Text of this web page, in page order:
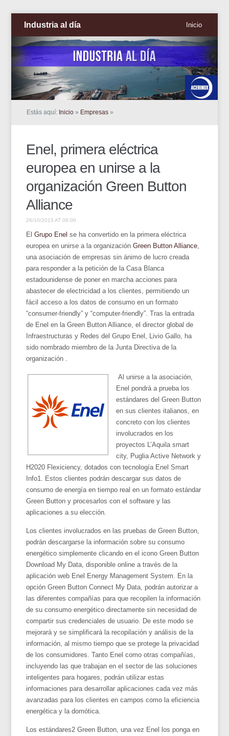
Industria al día Inicio
Estás aquí: Inicio » Empresas »
Enel, primera eléctrica
europea en unirse a la
organización Green Button
Alliance
26/10/2015 AT 08:00
ElGrupo Enel se ha convertido en la primera eléctrica
europea en unirse a la organizaciónGreen Button Alliance
una asociación de empresas sin ánimo de lucro creada
para responder a la petición de la Casa Blanca
estadounidense de poner en marcha acciones para
abastecer de electricidad a los clientes, permitiendo un
fácil acceso a los datos de consumo en un formato
“consumer-friendly” y “computer-friendly”. Tras la entrada
de Enel en la Green Button Alliance, el director global de
Infraestructuras y Redes del Grupo Enel, Livio Gallo, ha
sido nombrado miembro de la Junta Directiva de la
organización .
Al unirse a la asociación,
Enel pondrá a prueba los
estándares del Green Button
en sus clientes italianos, en
concreto con los clientes
involucrados en los
proyectos L’Aquila smart
city, Puglia Active Network y
H2020 Flexiciency, dotados con tecnología Enel Smart
Info1. Estos clientes podrán descargar sus datos de
consumo de energía en tiempo real en un formato estándar
Green Button y procesarlos con el software y las
aplicaciones a su elección.
Los clientes involucrados en las pruebas de Green Button,
podrán descargarse la información sobre su consumo
energético simplemente clicando en el icono Green Button
Download My Data, disponible online a través de la
aplicación web Enel Energy Management System. En la
opción Green Button Connect My Data, podrán autorizar a
las diferentes compañías para que recopilen la información
de su consumo energético directamente sin necesidad de
compartir sus credenciales de usuario. De este modo se
mejorará y se simplificará la recopilación y análisis de la
información, al mismo tiempo que se protege la privacidad
de los consumidores. Tanto Enel como otras compañías,
incluyendo las que trabajan en el sector de las soluciones
inteligentes para hogares, podrán utilizar estas
informaciones para desarrollar aplicaciones cada vez más
avanzadas para los clientes en campos como la eficiencia
energética y la domótica.
Los estándares2 Green Button, una vez Enel los ponga en